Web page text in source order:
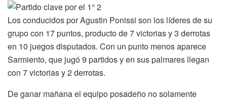
Los conducidos por Agustin Ponissi son los líderes de su
grupo con 17 puntos, producto de 7 victorias y 3 derrotas
en 10 juegos disputados. Con un punto menos aparece
Sarmiento, que jugó 9 partidos y en sus palmares llegan
con 7 victorias y 2 derrotas.
De ganar mañana el equipo posadeño no solamente